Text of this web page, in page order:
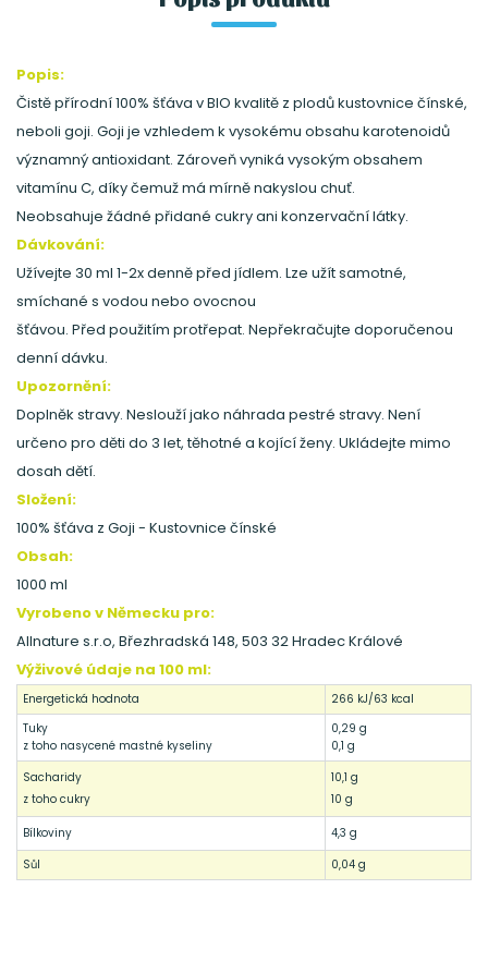
Popis:
Čistě přírodní 100% šťáva v BIO kvalitě z plodů kustovnice čínské,
neboli goji. Goji je vzhledem k vysokému obsahu karotenoidů
významný antioxidant. Zároveň vyniká vysokým obsahem
vitamínu C, díky čemuž má mírně nakyslou chuť.
Neobsahuje žádné přidané cukry ani konzervační látky.
Dávkování:
Užívejte 30 ml 1-2x denně před jídlem. Lze užít samotné,
smíchané s vodou nebo ovocnou
šťávou. Před použitím protřepat. Nepřekračujte doporučenou
denní dávku.
Upozornění:
Doplněk stravy. Neslouží jako náhrada pestré stravy. Není
určeno pro děti do 3 let, těhotné a kojící ženy. Ukládejte mimo
dosah dětí.
Složení:
100% šťáva z Goji - Kustovnice čínské
Obsah:
1000 ml
Vyrobeno v Německu pro:
Allnature s.r.o, Březhradská 148, 503 32 Hradec Králové
Výživové údaje na 100 ml:
Energetická hodnota
266 kJ/63 kcal
Tuky
z toho nasycené mastné kyseliny
0,29 g
0,1 g
Sacharidy
z toho cukry
10,1 g
10 g
Bílkoviny
4,3 g
Sůl
0,04 g